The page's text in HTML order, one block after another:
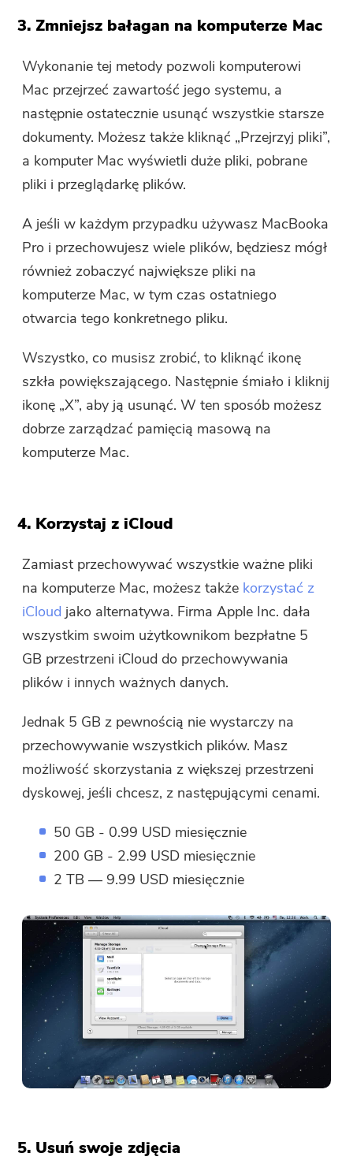
3. Zmniejsz bałagan na komputerze Mac
Wykonanie tej metody pozwoli komputerowi
Mac przejrzeć zawartość jego systemu, a
następnie ostatecznie usunąć wszystkie starsze
dokumenty. Możesz także kliknąć „Przejrzyj pliki”,
a komputer Mac wyświetli duże pliki, pobrane
pliki i przeglądarkę plików.
A jeśli w każdym przypadku używasz MacBooka
Pro i przechowujesz wiele plików, będziesz mógł
również zobaczyć największe pliki na
komputerze Mac, w tym czas ostatniego
otwarcia tego konkretnego pliku.
Wszystko, co musisz zrobić, to kliknąć ikonę
szkła powiększającego. Następnie śmiało i kliknij
ikonę „X”, aby ją usunąć. W ten sposób możesz
dobrze zarządzać pamięcią masową na
komputerze Mac.
4. Korzystaj z iCloud
Zamiast przechowywać wszystkie ważne pliki
na komputerze Mac, możesz także korzystać z
iCloud jako alternatywa. Firma Apple Inc. dała
wszystkim swoim użytkownikom bezpłatne 5
GB przestrzeni iCloud do przechowywania
plików i innych ważnych danych.
Jednak 5 GB z pewnością nie wystarczy na
przechowywanie wszystkich plików. Masz
możliwość skorzystania z większej przestrzeni
dyskowej, jeśli chcesz, z następującymi cenami.
50 GB - 0.99 USD miesięcznie
200 GB - 2.99 USD miesięcznie
2 TB — 9.99 USD miesięcznie
5. Usuń swoje zdjęcia